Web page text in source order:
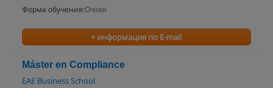
Форма обучения:Очная
+ информация по E-mail
Máster en Compliance
EAE Business School